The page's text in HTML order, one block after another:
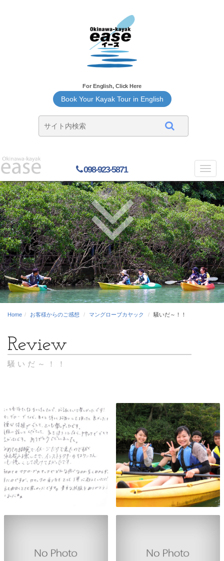
For English, Click Here
Book Your Kayak Tour in English
098-923-5871
Home お客様からのご感想 マングローブカヤック 騒いだ～！！
騒いだ～！！